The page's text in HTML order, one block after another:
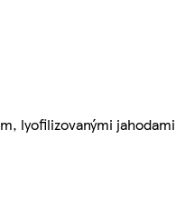
lyofilizovanými jahodami